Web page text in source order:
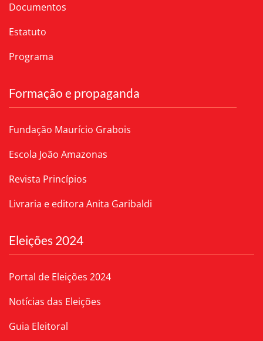
Documentos
Estatuto
Programa
Formação e propaganda
Fundação Maurício Grabois
Escola João Amazonas
Revista Princípios
Livraria e editora Anita Garibaldi
Eleições 2024
Portal de Eleições 2024
Notícias das Eleições
Guia Eleitoral